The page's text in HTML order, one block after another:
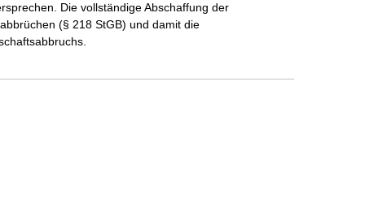
Die vollständige Abschaffung der
(§ 218 StGB) und damit die